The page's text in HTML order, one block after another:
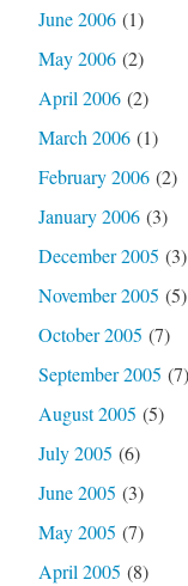
June 2006(1)
May 2006(2)
April 2006(2)
March 2006(1)
February 2006(2)
January 2006(3)
December 2005 (3)
November 2005 (5)
October 2005 (7)
September 2005 (7)
August 2005 (5)
July 2005 (6)
June 2005 (3)
May 2005 (7)
April 2005 (8)